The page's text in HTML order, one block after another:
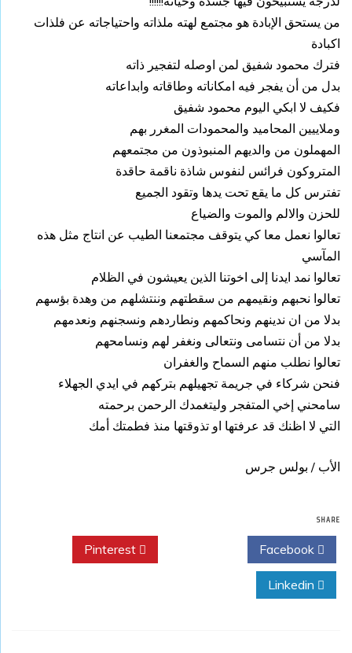
من يستحق الإبادة هو مجتمع لهته ملذاته واحتياجاته عن فلذات
اكبادة
فترك محمود شفيق لمن اوصله لتفجير ذاته
بدل من أن يفجر فيه امكاناته وطاقاته وابداعاته
فكيف لا ابكي اليوم محمود شفيق
وملاييين المحاميد والمحمودات المغرر بهم
المهملون من والديهم المنبوذون من مجتمعهم
المتروكون فرائس لنفوس شاذة ناقمة حاقدة
تفترس كل ما يقع تحت يدها وتقود الجميع
للحزن والالم والموت والضياع
تعالوا نعمل معا كي يتوقف مجتمعنا الطيب عن انتاج مثل هذه
المآسي
تعالوا نمد ايدنا إلى اخوتنا الذين يعيشون في الظلام
تعالوا نحبهم ونقيمهم من سقطتهم وننتشلهم من وهدة بؤسهم
بدلا من ان ندينهم ونحاكمهم ونطاردهم ونسجنهم ونعدمهم
بدلا من أن نتسامى ونتعالى ونغفر لهم ونسامحهم
تعالوا نطلب منهم السماح والغفران
فنحن شركاء في جريمة تجهيلهم بتركهم في ايدي الجهلاء
سامحني إخي المتفجر وليتغمدك الرحمن برحمته
التي لا اظنك قد عرفتها او تذوقتها منذ فطمتك أمك
الأب / بولس جرس
SHARE